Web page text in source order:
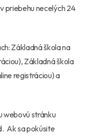
priebehu necelých 24
Základná škola na
Základná škola
registráciou) a
webovú stránku
Ak sa pokúsite